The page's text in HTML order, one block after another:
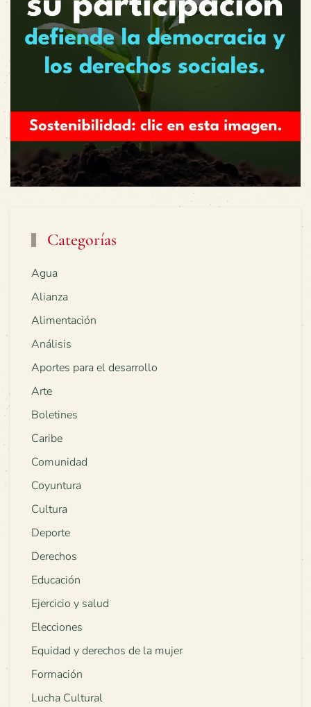
Categorías
Agua
Alianza
Alimentación
Análisis
Aportes para el desarrollo
Arte
Boletines
Caribe
Comunidad
Coyuntura
Cultura
Deporte
Derechos
Educación
Ejercicio y salud
Elecciones
Equidad y derechos de la mujer
Formación
Lucha Cultural